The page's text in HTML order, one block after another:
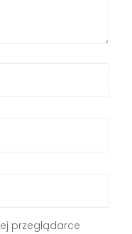
przeglądarce